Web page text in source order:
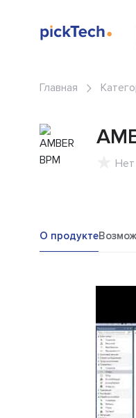
Главная
О продукте